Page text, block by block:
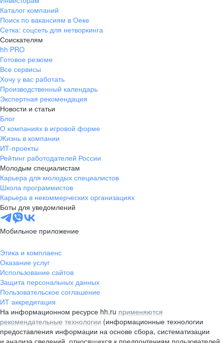
Каталог компаний
Поиск по вакансиям в Оеке
Сетка: соцсеть для нетворкинга
Соискателям
hh PRO
Готовое резюме
Все сервисы
Хочу у вас работать
Производственный календарь
Экспертная рекомендация
Новости и статьи
Блог
О компаниях в игровой форме
Жизнь в компании
ИТ-проекты
Рейтинг работодателей России
Молодым специалистам
Карьера для молодых специалистов
Школа программистов
Карьера в некоммерческих организациях
Боты для уведомлений
Мобильное приложение
Этика и комплаенс
Оказание услуг
Использование сайтов
Защита персональных данных
Пользовательское соглашение
ИТ аккредитация
На информационном ресурсе hh.ru применяются
рекомендательные технологии (информационные технологии
предоставления информации на основе сбора, систематизации
и анализа сведений, относящихся к предпочтениям пользователей